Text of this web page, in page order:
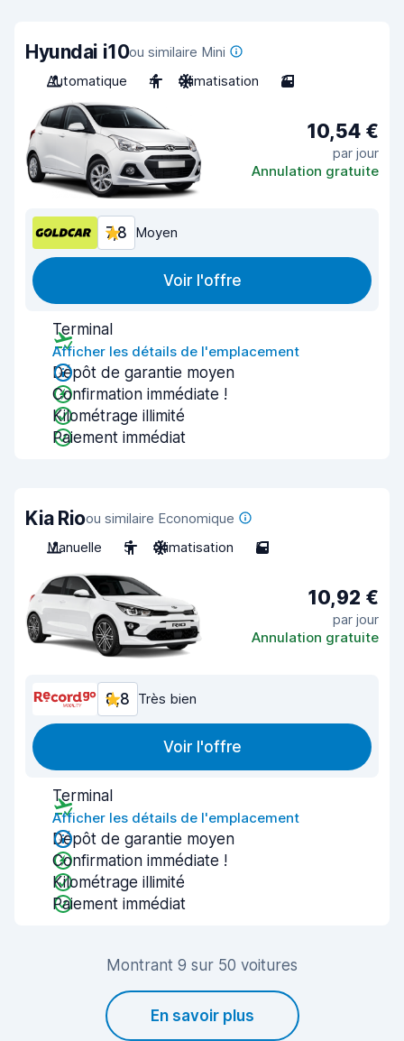
Hyundai i10ou similaire Mini
Automatique
4 Climatisation 3
10,54 €
par jour
Annulation gratuite
7,8 Moyen
Voir l'offre
Terminal
Afficher les détails de l'emplacement
Dépôt de garantie moyen
Confirmation immédiate !
Kilométrage illimité
Paiement immédiat
Kia Rioou similaire Economique
Manuelle
5 Climatisation 5
10,92 €
par jour
Annulation gratuite
8,8 Très bien
Voir l'offre
Terminal
Afficher les détails de l'emplacement
Dépôt de garantie moyen
Confirmation immédiate !
Kilométrage illimité
Paiement immédiat
Montrant 9 sur 50 voitures
En savoir plus